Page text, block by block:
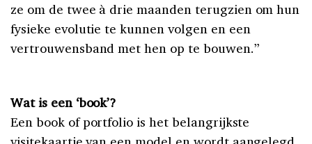
ze om de twee à drie maanden terugzien om hun
fysieke evolutie te kunnen volgen en een
vertrouwensband met hen op te bouwen.”
Wat is een ‘book’?
Een book of portfolio is het belangrijkste